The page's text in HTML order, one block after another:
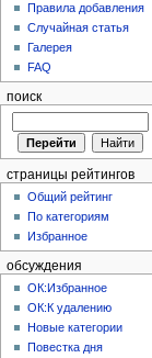
Правила добавления
Случайная статья
Галерея
FAQ
поиск
страницы рейтингов
Общий рейтинг
По категориям
Избранное
обсуждения
ОК:Избранное
ОК:К удалению
Новые категории
Повестка дня